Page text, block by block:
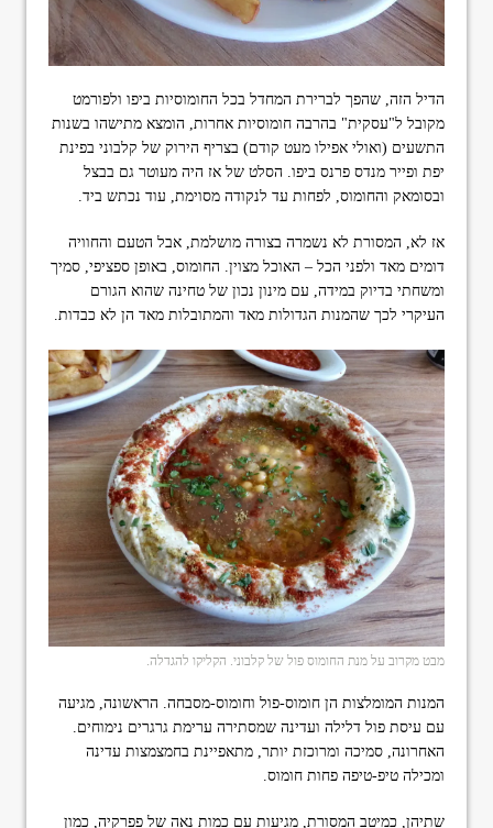
הדיל הזה, שהפך לברירת המחדל בכל החומוסיות ביפו ולפורמט
מקובל ל"עסקית" בהרבה חומוסיות אחרות, הומצא מתישהו בשנות
התשעים (ואולי אפילו מעט קודם) בצריף הירוק של קלבוני בפינת
יפת ופייר מנדס פרנס ביפו. הסלט של אז היה מעוטר גם בבצל
ובסומאק והחומוס, לפחות עד לנקודה מסוימת, עוד נכתש ביד.
אז לא, המסורת לא נשמרה בצורה מושלמת, אבל הטעם והחוויה
דומים מאד ולפני הכל – האוכל מצוין. החומוס, באופן ספציפי, סמיך
ומשחתי בדיוק במידה, עם מינון נכון של טחינה שהוא הגורם
העיקרי לכך שהמנות הגדולות מאד והמתובלות מאד הן לא כבדות.
מבט מקרוב על מנת החומוס פול של קלבוני. הקליקו להגדלה.
המנות המומלצות הן חומוס-פול וחומוס-מסבחה. הראשונה, מגיעה
עם עיסת פול דלילה ועדינה שמסתירה ערימת גרגרים נימוחים.
האחרונה, סמיכה ומרוכזת יותר, מתאפיינת בחמצמצות עדינה
ומכילה טיפ-טיפה פחות חומוס.
שתיהן, כמיטב המסורת, מגיעות עם כמות נאה של פפרקיה, כמון